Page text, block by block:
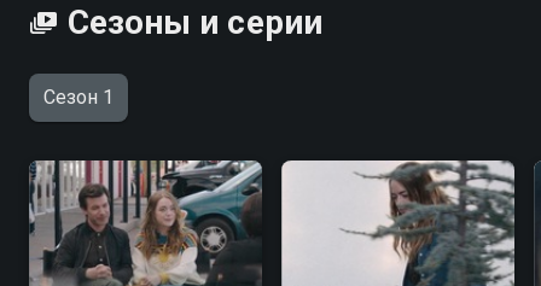
Сезоны и серии
Сезон 1